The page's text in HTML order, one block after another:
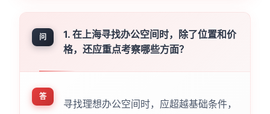
问
1. 在上海寻找办公空间时，除了位置和价
格，还应重点考察哪些方面？
答
寻找理想办公空间时，应超越基础条件，